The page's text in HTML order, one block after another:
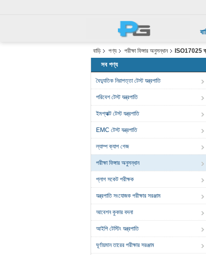
বাড়ি পণ্য পরীক্ষা ফিঙ্গার অনুসন্ধান ISO17025
সব পণ্য
বৈদ্যুতিক নিরাপত্তা টেস্ট যন্ত্রপাতি
পরিবেশ টেস্ট যন্ত্রপাতি
ইমপ্যাক্ট টেস্ট যন্ত্রপাতি
EMC টেস্ট যন্ত্রপাতি
ল্যাম্প ক্যাপ গেজ
পরীক্ষা ফিঙ্গার অনুসন্ধান
প্লাগ সকেট পরীক্ষক
যন্ত্রপাতি সংযোজক পরীক্ষার সরঞ্জাম
আবেশন কুকার বদনা
আইপি টেস্টিং যন্ত্রপাতি
ঘূর্ণায়মান তারের পরীক্ষার সরঞ্জাম